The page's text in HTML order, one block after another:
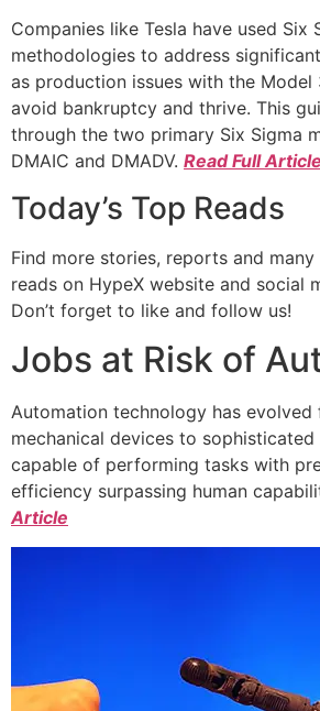
Companies like Tesla have used Six
methodologies to address
as production issues with the Model
avoid bankruptcy and thrive. This
through the two primary Six Sigma
DMAIC and DMADV. Read Full Article
Today’s Top Reads
Find more stories, reports and
reads on HypeX website and social
Don’t forget to like and follow us!
Jobs at Risk of
Automation technology has evolved
mechanical devices to
capable of performing tasks with
efficiency surpassing human
Article